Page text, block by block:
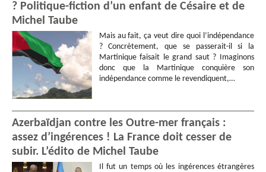
? Politique-fiction d’un enfant de Césaire et de
Michel Taube
Mais au fait, ça veut dire quoi l’indépendance
? Concrètement, que se passerait-il si la
Martinique faisait le grand saut ? Imaginons
donc que la Martinique conquière son
indépendance comme le revendiquent,…
Azerbaïdjan contre les Outre-mer français :
assez d’ingérences ! La France doit cesser de
subir. L’édito de Michel Taube
Il fut un temps où les ingérences étrangères